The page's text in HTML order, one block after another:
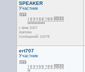
SPEAKER
Участник
с фев 2007
Арктика
Сообщений: 10278
ert707
Участник